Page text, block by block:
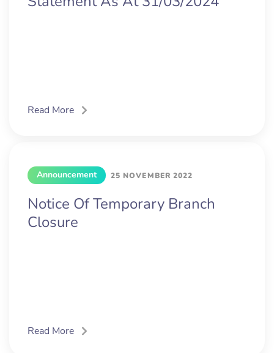
Read More
Announcement 25 NOVEMBER 2022
Notice Of Temporary Branch
Closure
Read More